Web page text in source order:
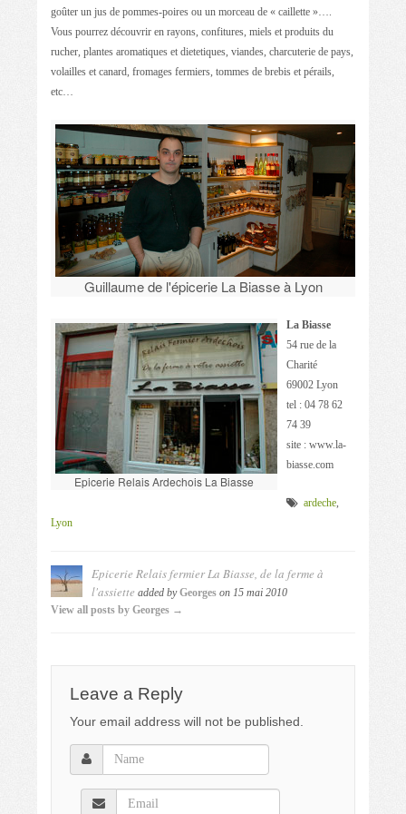
goûter un jus de pommes-poires ou un morceau de « caillette »….
Vous pourrez découvrir en rayons, confitures, miels et produits du
rucher, plantes aromatiques et dietetiques, viandes, charcuterie de pays,
volailles et canard, fromages fermiers, tommes de brebis et pérails,
etc…
Guillaume de l'épicerie La Biasse à Lyon
Epicerie Relais Ardechois La Biasse
La Biasse
54 rue de la
Charité
69002 Lyon
tel : 04 78 62
74 39
site : www.la-
biasse.com
ardeche,
Lyon
Epicerie Relais fermier La Biasse, de la ferme à
l'assiette added byGeorges on 15 mai 2010
View all posts by Georges →
Leave a Reply
Your email address will not be published.